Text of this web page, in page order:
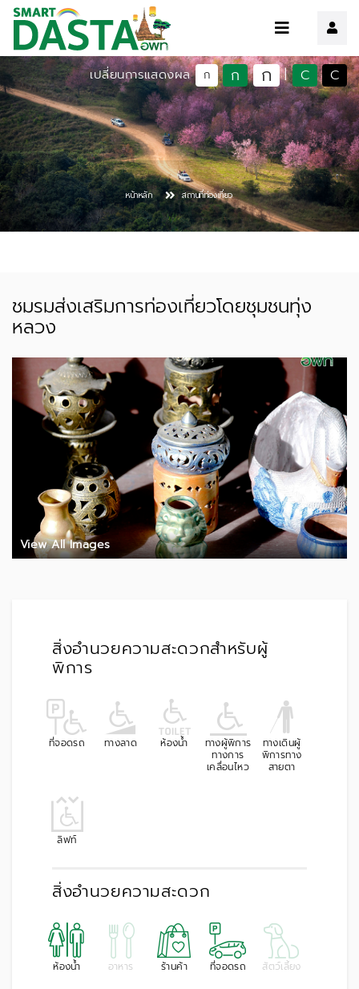
เปลี่ยนการแสดงผล ก ก ก | C C
หน้าหลัก สถานที่ท่องเที่ยว
ชมรมส่งเสริมการท่องเที่ยวโดยชุมชนทุ่ง
หลวง
View All Images
สิ่งอำนวยความสะดวกสำหรับผู้
พิการ
ที่จอดรถ ทางลาด ห้องน้ำ
ทางผู้พิการ
ทางการ
เคลื่อนไหว
ทางเดินผู้
พิการทาง
สายตา
ลิฟท์
สิ่งอำนวยความสะดวก
ห้องน้ำ อาหาร ร้านค้า ที่จอดรถ สัตว์เลี้ยง